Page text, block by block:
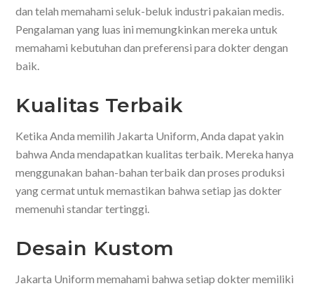
dan telah memahami seluk-beluk industri pakaian medis.
Pengalaman yang luas ini memungkinkan mereka untuk
memahami kebutuhan dan preferensi para dokter dengan
baik.
Kualitas Terbaik
Ketika Anda memilih Jakarta Uniform, Anda dapat yakin
bahwa Anda mendapatkan kualitas terbaik. Mereka hanya
menggunakan bahan-bahan terbaik dan proses produksi
yang cermat untuk memastikan bahwa setiap jas dokter
memenuhi standar tertinggi.
Desain Kustom
Jakarta Uniform memahami bahwa setiap dokter memiliki